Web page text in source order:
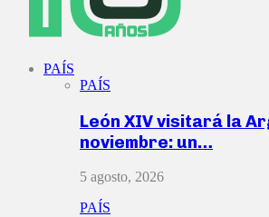
PAÍS
PAÍS
León XIV visitará la
noviembre: un…
5 agosto, 2026
PAÍS